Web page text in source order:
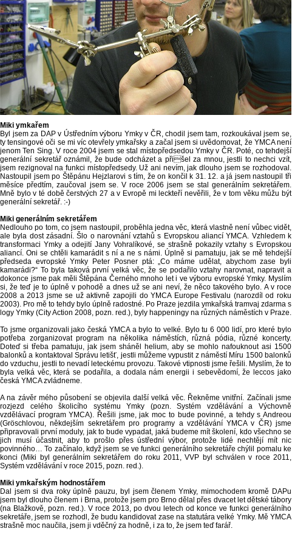
Miki ymkařem
Byl jsem za DAP v Ústředním výboru Ymky v ČR, chodil jsem tam, rozkoukával jsem se,
ty tensingové oči se mi víc otevřely ymkařsky a začal jsem si uvědomovat, že YMCA není
jenom Ten Sing. V roce 2004 jsem se stal místopředsedou Ymky v ČR. Poté, co tehdejší
generální sekretář oznámil, že bude odcházet a přišel za mnou, jestli to nechci vzít,
jsem rezignoval na funkci místopředsedy. Už ani nevím, jak dlouho jsem se rozhodoval.
Nastoupil jsem po Štěpánu Hejzlarovi s tím, že on končil k 31. 12. a já jsem nastoupil tři
měsíce předtím, zaučoval jsem se. V roce 2006 jsem se stal generálním sekretářem.
Mně bylo v té době čerstvých 27 a v Evropě mi leckteří nevěřili, že v tom věku můžu být
generální sekretář. :-)
Miki generálním sekretářem
Nedlouho po tom, co jsem nastoupil, proběhla jedna věc, která vlastně není vůbec vidět,
ale byla dost zásadní. Šlo o narovnání vztahů s Evropskou aliancí YMCA. Vzhledem k
transformaci Ymky a odejití Jany Vohralíkové, se strašně pokazily vztahy s Evropskou
aliancí. Oni se chtěli kamarádit s ní a ne s námi. Úplně si pamatuju, jak se mě tehdejší
předseda evropské Ymky Peter Posner ptá: „Co máme udělat, abychom zase byli
kamarádi?“ To byla taková první velká věc, že se podařilo vztahy narovnat, napravit a
dokonce jsme pak měli Štěpána Černého mnoho let i ve výboru evropské Ymky. Myslím
si, že teď je to úplně v pohodě a dnes už se ani neví, že něco takového bylo. A v roce
2008 a 2013 jsme se už aktivně zapojili do YMCA Europe Festivalu (narozdíl od roku
2003). Pro mě to tehdy bylo úplně radostné. Po Praze jezdila ymkařská tramvaj zdarma s
logy Ymky (City Action 2008, pozn. red.), byly happeningy na různých náměstích v Praze.
To jsme organizovali jako česká YMCA a bylo to velké. Bylo tu 6 000 lidí, pro které bylo
potřeba zorganizovat program na několika náměstích, různá pódia, různé koncerty.
Doteď si třeba pamatuju, jak jsem sháněl helium, aby se mohlo nafouknout asi 1500
balonků a kontaktoval Správu letišť, jestli můžeme vypustit z náměstí Míru 1500 balonků
do vzduchu, jestli to nevadí leteckému provozu. Takové vtipnosti jsme řešili. Myslím, že to
byla velká věc, která se podařila, a dodala nám energii i sebevědomí, že leccos jako
česká YMCA zvládneme.
A na závěr mého působení se objevila další velká věc. Řekněme vnitřní. Začínali jsme
rozjezd celého školicího systému Ymky (pozn. Systém vzdělávání a Výchovně
vzdělávací program YMCA). Řešili jsme, jak moc to bude povinné, a tehdy s Andreou
(Gröschlovou, někdejším sekretářem pro programy a vzdělávání YMCA v ČR) jsme
připravovali první moduly, jak to bude vypadat, jaká budeme mít školení, kdo všechno se
jich musí účastnit, aby to prošlo přes ústřední výbor, protože lidé nechtějí mít nic
povinného… To začínalo, když jsem se ve funkci generálního sekretáře chýlil pomalu ke
konci (Miki byl generálním sekretářem do roku 2011, VVP byl schválen v roce 2011,
Systém vzdělávání v roce 2015, pozn. red.).
Miki ymkařským hodnostářem
Dal jsem si dva roky úplně pauzu, byl jsem členem Ymky, mimochodem kromě DAPu
jsem byl dlouho členem i Brna, protože jsem pro Brno dělal přes dvacet let dětské tábory
(na Blažkově, pozn. red.). V roce 2013, po dvou letech od konce ve funkci generálního
sekretáře, jsem se rozhodl, že budu kandidovat zase na statutára velké Ymky. Mě YMCA
strašně moc naučila, jsem ji vděčný za hodně, i za to, že jsem teď farář.